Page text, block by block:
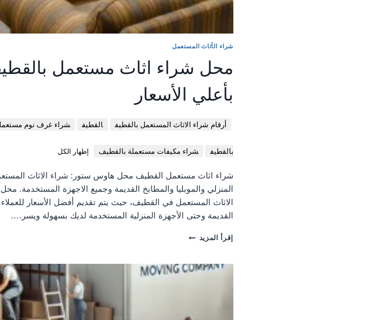
شراء الأثاث المستعمل
محل شراء اثاث مستعمل
بأعلي الأسعار
أرقام شراء الاثاث المستعمل بالقطيف القطيف شراء غرف نوم
بالقطيف شراء مكيفات مستعملة بالقطيف إظهار الكل
شراء اثاث مستعمل القطيف محل هاوس ستور: شراء الاثاث
المنزلي والموبليا والمطابخ القديمة وجميع الاجهزة المستخدمة.
الاثاث المستعمل في القطيف، حيث يتم تقديم أفضل الأسعار
القديمة وحتى الأجهزة المنزلية المستخدمة لديك بسهولة ويسر….
إقرأ المزيد محل
مستعمل
الأسعارأرقام